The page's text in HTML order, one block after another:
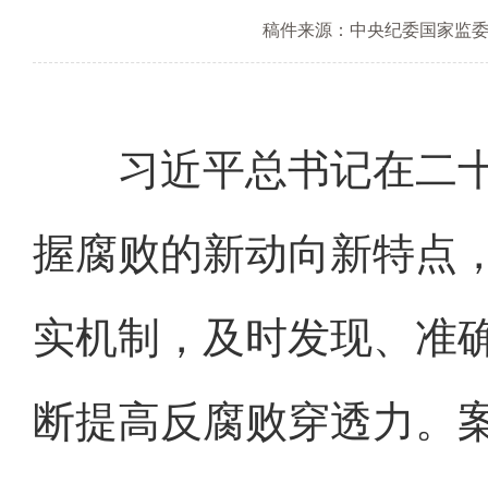
稿件来源：中央纪委国家监
习近平总书记在二十
握腐败的新动向新特点
实机制，及时发现、准
断提高反腐败穿透力。